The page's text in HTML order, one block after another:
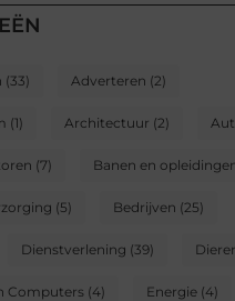
(33) Adverteren (2)
(1) Architectuur (2)
(7) Banen en
(5) Bedrijven (25)
Dienstverlening (39)
Computers(4) Energie(4)